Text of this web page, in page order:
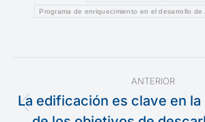
Programa de enriquecimiento en el desarrollo de
Navegación
entre
ANTERIOR
La edificación es clave en